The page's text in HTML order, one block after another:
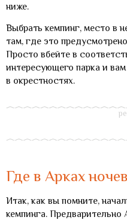
ниже.
Выбрать кемпинг, место в
там, где это
Просто вбейте в
интересующего парка и
в окрестностях.
Где в Арках
Итак, как вы помните,
кемпинга.